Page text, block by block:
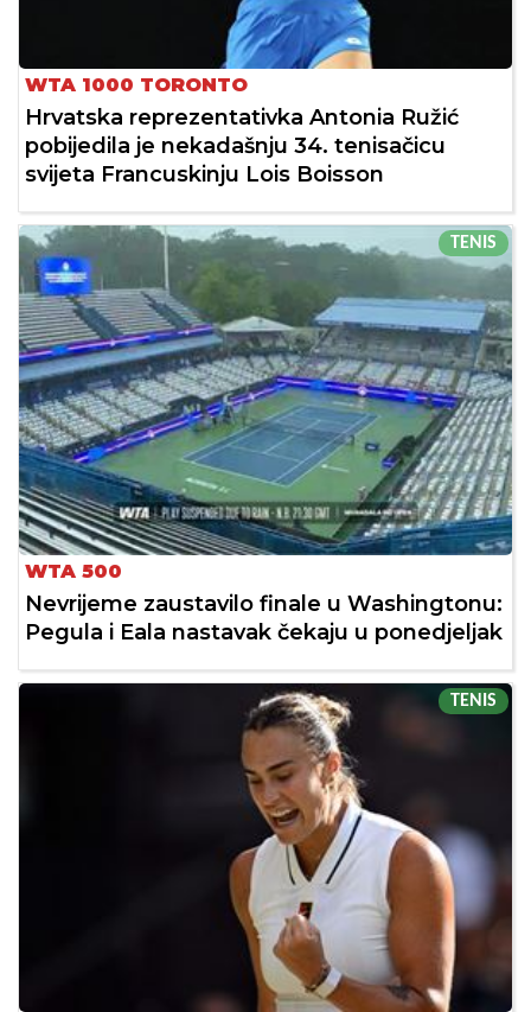
WTA 1000 TORONTO
Hrvatska reprezentativka Antonia Ružić
pobijedila je nekadašnju 34. tenisačicu
svijeta Francuskinju Lois Boisson
TENIS
WTA 500
Nevrijeme zaustavilo finale u Washingtonu:
Pegula i Eala nastavak čekaju u ponedjeljak
TENIS